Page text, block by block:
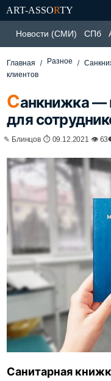
ART-ASSORTY
Новости (СМИ) СПб
Главная Разное
клиентов
Санкнижка —
для
✎ Блинцов ⏱ 09.12.2021 👁 63
Санитарная